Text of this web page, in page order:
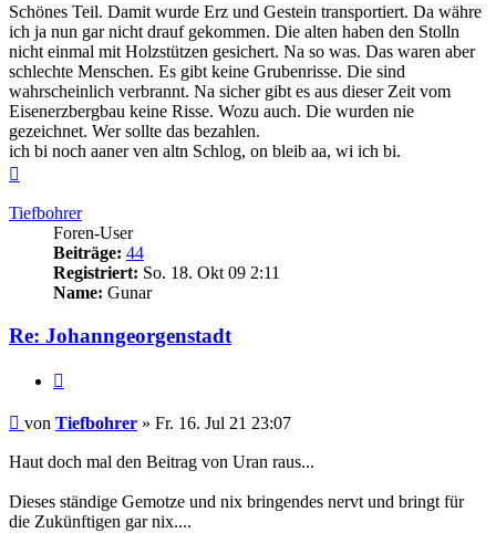
Schönes Teil. Damit wurde Erz und Gestein transportiert. Da währe
ich ja nun gar nicht drauf gekommen. Die alten haben den Stolln
nicht einmal mit Holzstützen gesichert. Na so was. Das waren aber
schlechte Menschen. Es gibt keine Grubenrisse. Die sind
wahrscheinlich verbrannt. Na sicher gibt es aus dieser Zeit vom
Eisenerzbergbau keine Risse. Wozu auch. Die wurden nie
gezeichnet. Wer sollte das bezahlen.
ich bi noch aaner ven altn Schlog, on bleib aa, wi ich bi.
Tiefbohrer
Foren-User
Beiträge: 44
Registriert: So. 18. Okt 09 2:11
Name: Gunar
Re: Johanngeorgenstadt
Beitrag
von Tiefbohrer » Fr. 16. Jul 21 23:07
Haut doch mal den Beitrag von Uran raus...
Dieses ständige Gemotze und nix bringendes nervt und bringt für
die Zukünftigen gar nix....